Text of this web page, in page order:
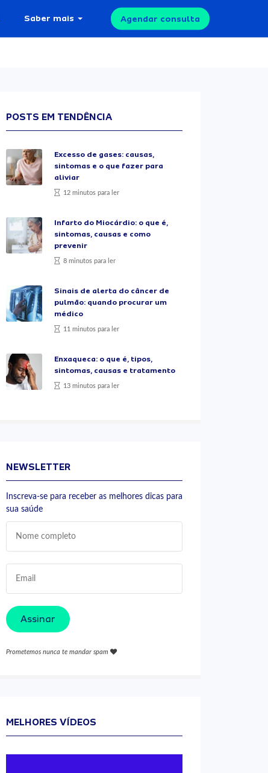
Saber mais Agendar consulta
POSTS EM TENDÊNCIA
Excesso de gases: causas,
sintomas e o que fazer para
aliviar
12 minutos para ler
Infarto do Miocárdio: o que é,
sintomas, causas e como
prevenir
8 minutos para ler
Sinais de alerta do câncer de
pulmão: quando procurar um
médico
11 minutos para ler
Enxaqueca: o que é, tipos,
sintomas, causas e tratamento
13 minutos para ler
NEWSLETTER
Inscreva-se para receber as melhores dicas para
sua saúde
Assinar
Prometemos nunca te mandar spam
MELHORES VÍDEOS